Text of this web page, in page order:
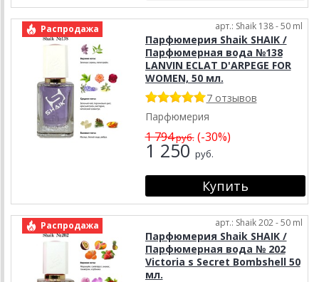
Распродажа арт.: Shaik 138 - 50 ml
Парфюмерия Shaik SHAIK /
Парфюмерная вода №138
LANVIN ECLAT D'ARPEGE FOR
WOMEN, 50 мл.
7 отзывов
Парфюмерия
1 794руб.(-30%)
1 250 руб.
Распродажа арт.: Shaik 202 - 50 ml
Парфюмерия Shaik SHAIK /
Парфюмерная вода № 202
Victoria s Secret Bombshell 50
мл.